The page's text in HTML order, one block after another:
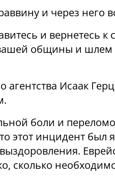
и через него
и вернетесь
общины и шлем
агентства Исаак
боли и
этот инцидент был
сколько